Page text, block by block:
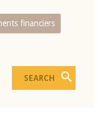
financiers